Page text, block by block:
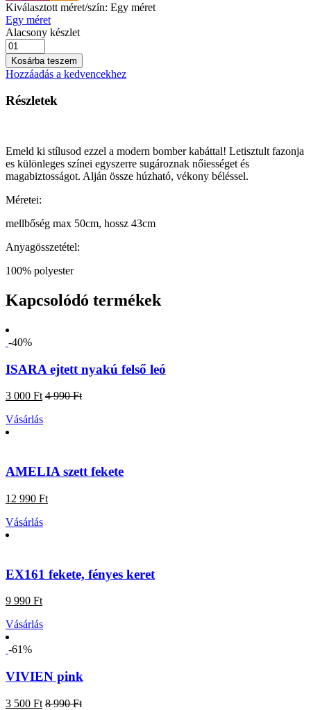
Kiválasztott méret/szín: Egy méret
Egy méret
Alacsony készlet
Kosárba teszem
Hozzáadás a kedvencekhez
Részletek
Emeld ki stílusod ezzel a modern bomber kabáttal! Letisztult fazonja
es különleges színei egyszerre sugároznak nőiességet és
magabiztosságot. Alján össze húzható, vékony béléssel.
Méretei:
mellbőség max 50cm, hossz 43cm
Anyagösszetétel:
100% polyester
Kapcsolódó termékek
-40%
ISARA ejtett nyakú felső leó
3 000 Ft 4 990 Ft
Vásárlás
AMELIA szett fekete
12 990 Ft
Vásárlás
EX161 fekete, fényes keret
9 990 Ft
Vásárlás
-61%
VIVIEN pink
3 500 Ft 8 990 Ft